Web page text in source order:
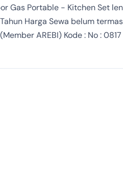
Portable - Kitchen Set
Harga Sewa belum
AREBI) Kode : No : 0817